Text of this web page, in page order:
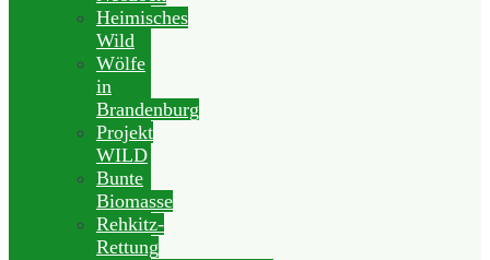
Heimisches
Wild
Wölfe
in
Brandenburg
Projekt
WILD
Bunte
Biomasse
Rehkitz-
Rettung